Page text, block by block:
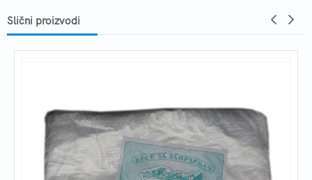
Slični proizvodi